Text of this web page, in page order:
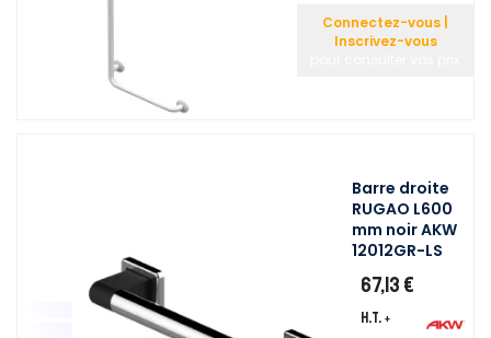
Connectez-vous |
Inscrivez-vous
Barre droite
RUGAO L600
mm noir AKW
12012GR-LS
67,13 €
H.T. +